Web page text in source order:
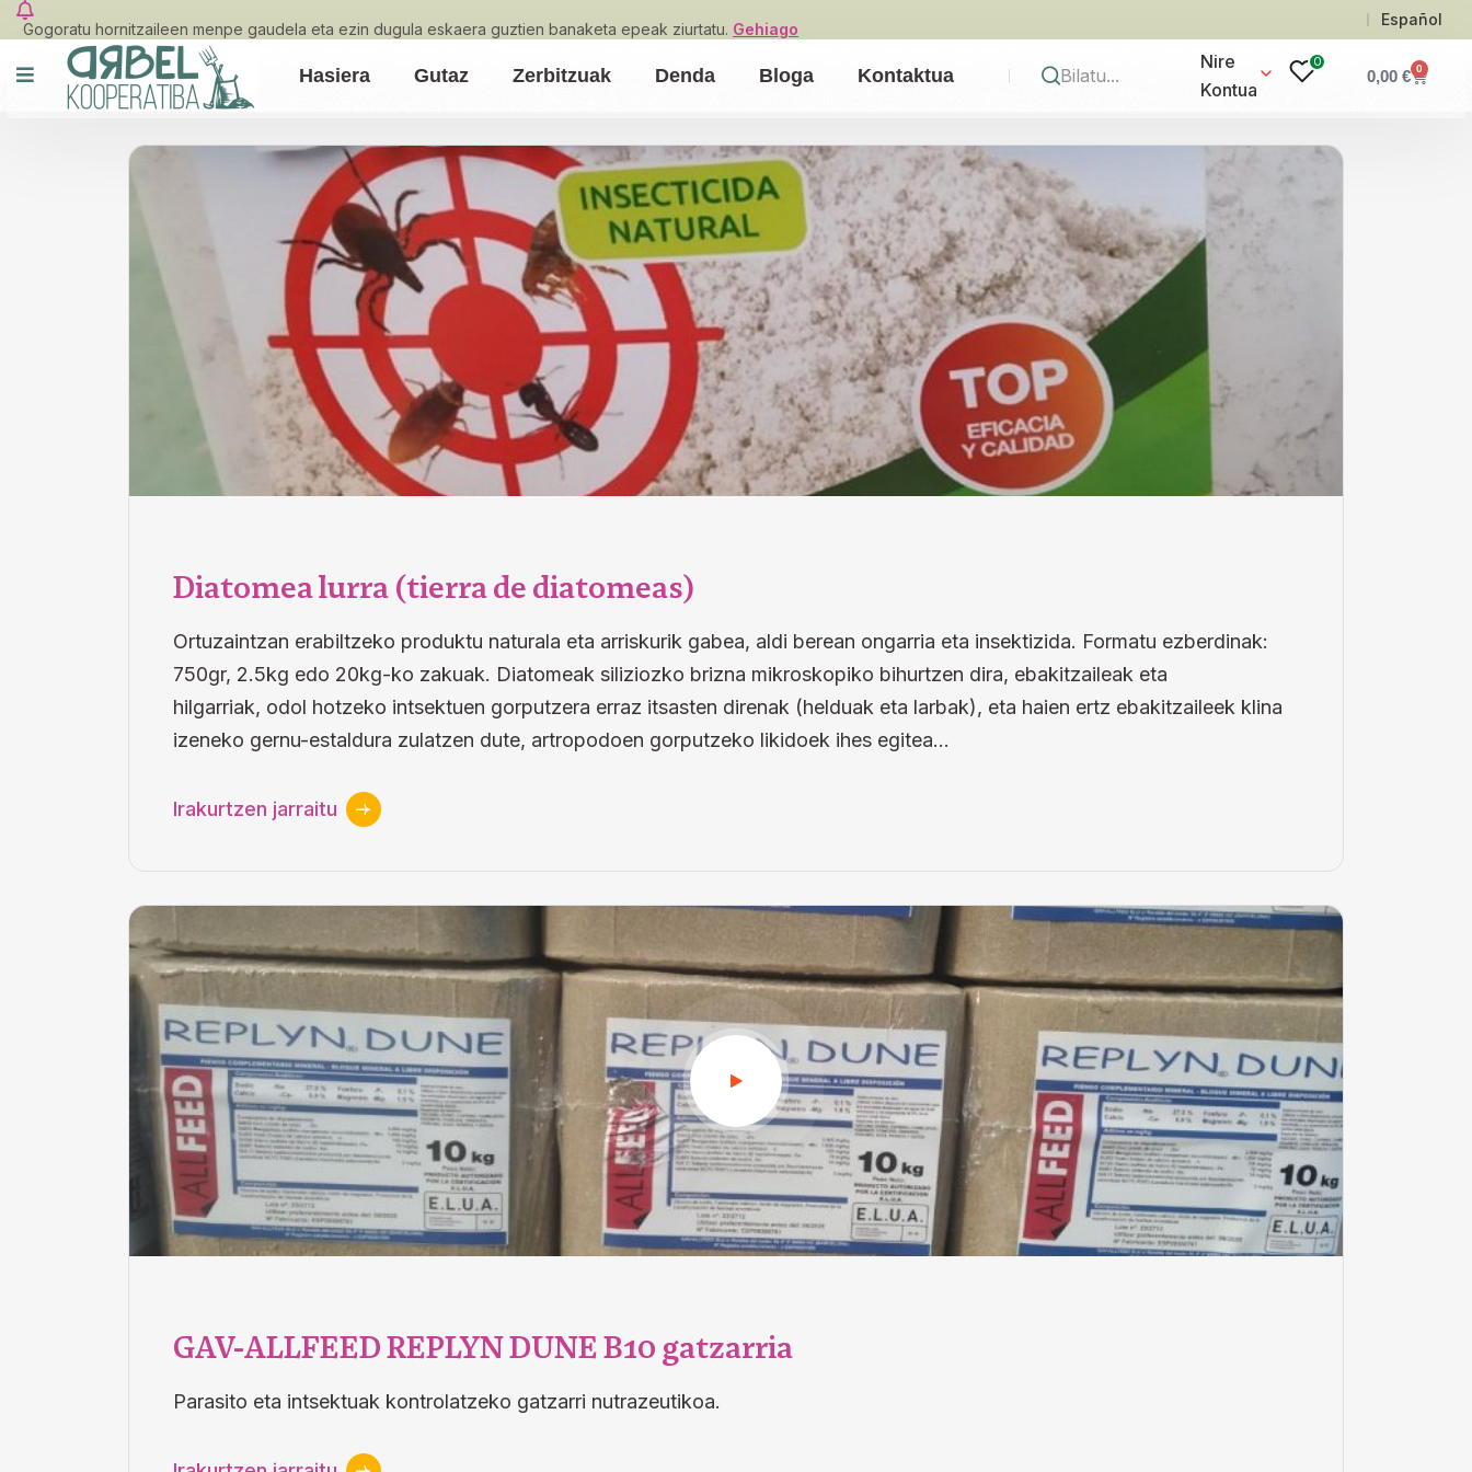
Gogoratu hornitzaileen menpe gaudela eta ezin dugula eskaera guztien banaketa epeak ziurtatu. Gehiago Español
Hasiera Gutaz Zerbitzuak Denda Bloga Kontaktua
Nire
Kontua
0
0,00 € 0
Diatomea lurra (tierra de diatomeas)
Ortuzaintzan erabiltzeko produktu naturala eta arriskurik gabea, aldi berean ongarria eta insektizida. Formatu ezberdinak:
750gr, 2.5kg edo 20kg-ko zakuak. Diatomeak siliziozko brizna mikroskopiko bihurtzen dira, ebakitzaileak eta
hilgarriak, odol hotzeko intsektuen gorputzera erraz itsasten direnak (helduak eta larbak), eta haien ertz ebakitzaileek klina
izeneko gernu-estaldura zulatzen dute, artropodoen gorputzeko likidoek ihes egitea…
Irakurtzen jarraitu
GAV-ALLFEED REPLYN DUNE B10 gatzarria
Parasito eta intsektuak kontrolatzeko gatzarri nutrazeutikoa.